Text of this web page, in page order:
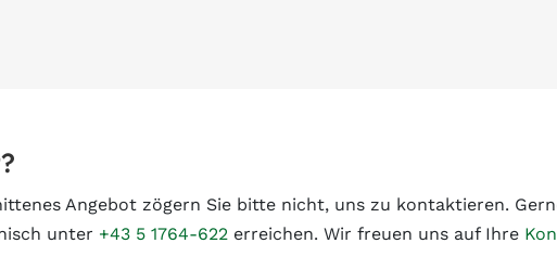
Angebot zögern Sie bitte nicht, uns zu kontaktieren.
unter +43 5 1764-622 erreichen. Wir freuen uns auf Ihre